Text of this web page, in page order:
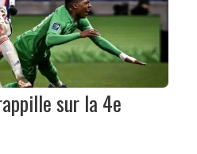
sur la 4e